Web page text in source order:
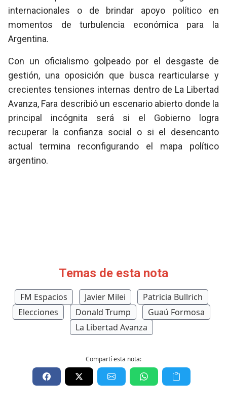
internacionales o de brindar apoyo político en
momentos de turbulencia económica para la
Argentina.
Con un oficialismo golpeado por el desgaste de
gestión, una oposición que busca rearticularse y
crecientes tensiones internas dentro de La Libertad
Avanza, Fara describió un escenario abierto donde la
principal incógnita será si el Gobierno logra
recuperar la confianza social o si el desencanto
actual termina reconfigurando el mapa político
argentino.
Temas de esta nota
FM Espacios Javier Milei
Patricia Bullrich
Elecciones
Donald Trump
Guaú Formosa
La Libertad Avanza
Compartí esta nota: